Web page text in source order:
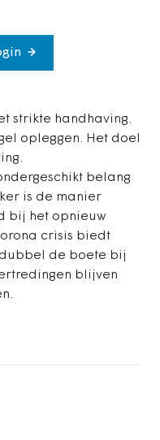
strikte handhaving.
opleggen. Het doel
belang
is de manier
bij het opnieuw
crisis biedt
de boete bij
blijven